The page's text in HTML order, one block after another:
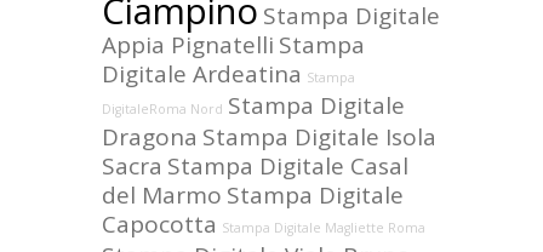
Ciampino Stampa Digitale
Appia Pignatelli Stampa
Digitale Ardeatina Stampa
DigitaleRoma Nord Stampa Digitale
Dragona Stampa Digitale Isola
Sacra Stampa Digitale Casal
del Marmo Stampa Digitale
Capocotta Stampa Digitale Magliette Roma